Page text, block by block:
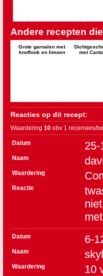
Andere recepten
Grote garnalen met
knoflook en limoen
met
Reacties op dit recept:
Waardering 10 obv 1 recensies/
Datum 25-
Naam
Waardering
Reactie
Datum 6-
Naam
Waardering 10